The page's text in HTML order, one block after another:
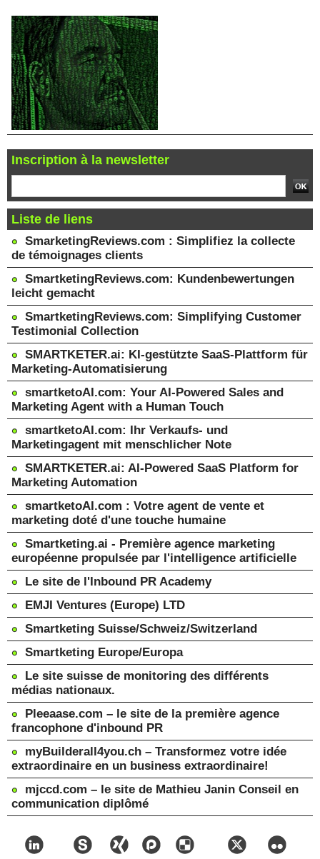
Inscription à la newsletter
Liste de liens
SmarketingReviews.com : Simplifiez la collecte
de témoignages clients
SmartketingReviews.com: Kundenbewertungen
leicht gemacht
SmartketingReviews.com: Simplifying Customer
Testimonial Collection
SMARTKETER.ai: KI-gestützte SaaS-Plattform für
Marketing-Automatisierung
smartketoAI.com: Your AI-Powered Sales and
Marketing Agent with a Human Touch
smartketoAI.com: Ihr Verkaufs- und
Marketingagent mit menschlicher Note
SMARTKETER.ai: AI-Powered SaaS Platform for
Marketing Automation
smartketoAI.com : Votre agent de vente et
marketing doté d'une touche humaine
Smartketing.ai - Première agence marketing
européenne propulsée par l'intelligence artificielle
Le site de l'Inbound PR Academy
EMJI Ventures (Europe) LTD
Smartketing Suisse/Schweiz/Switzerland
Smartketing Europe/Europa
Le site suisse de monitoring des différents
médias nationaux.
Pleeaase.com – le site de la première agence
francophone d'inbound PR
myBuilderall4you.ch – Transformez votre idée
extraordinaire en un business extraordinaire!
mjccd.com – le site de Mathieu Janin Conseil en
communication diplômé